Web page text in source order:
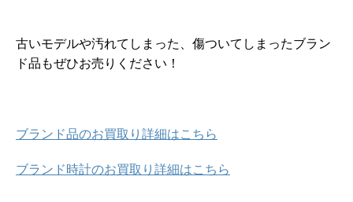
古いモデルや汚れてしまった、傷ついてしまったブラン
ド品もぜひお売りください！
ブランド品のお買取り詳細はこちら
ブランド時計のお買取り詳細はこちら